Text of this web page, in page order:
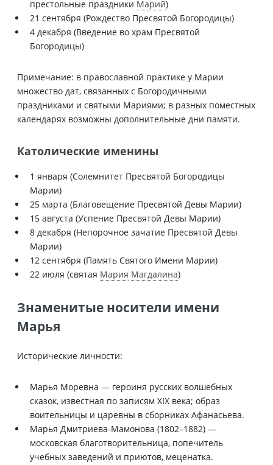
престольные праздники Марий)
21 сентября (Рождество Пресвятой Богородицы)
4 декабря (Введение во храм Пресвятой
Богородицы)
Примечание: в православной практике у Марии
множество дат, связанных с Богородичными
праздниками и святыми Мариями; в разных поместных
календарях возможны дополнительные дни памяти.
Католические именины
1 января (Солемнитет Пресвятой Богородицы
Марии)
25 марта (Благовещение Пресвятой Девы Марии)
15 августа (Успение Пресвятой Девы Марии)
8 декабря (Непорочное зачатие Пресвятой Девы
Марии)
12 сентября (Память Святого Имени Марии)
22 июля (святая Мария Магдалина)
Знаменитые носители имени
Марья
Исторические личности:
Марья Моревна — героиня русских волшебных
сказок, известная по записям XIX века; образ
воительницы и царевны в сборниках Афанасьева.
Марья Дмитриева-Мамонова (1802–1882) —
московская благотворительница, попечитель
учебных заведений и приютов, меценатка.